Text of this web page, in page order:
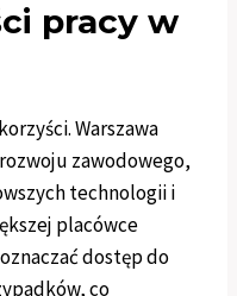
pracy w
Warszawa
zawodowego,
technologii i
placówce
dostęp do
co